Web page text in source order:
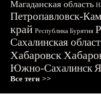
Магаданская область
Петропавловск-
край Республика Бурятия
Сахалинская
Хабаровск
Южно-Сахалинск
Все теги >>